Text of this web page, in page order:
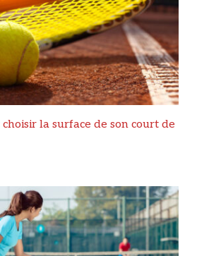
la surface de son court de